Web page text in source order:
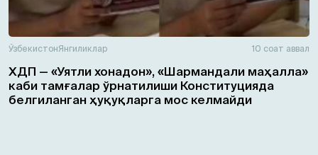
ЎзбекистонЯнгиликлар 10 соат аввал
ХДП — «Уятли хонадон», «Шармандали маҳалла»
каби тамғалар ўрнатилиши Конституцияда
белгиланган ҳуқуқларга мос келмайди